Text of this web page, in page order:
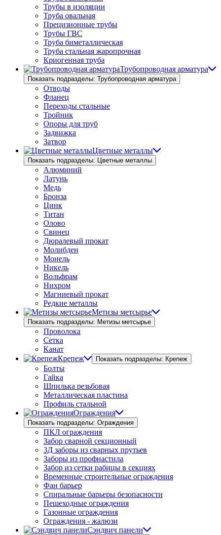
Трубы в изоляции
Труба овальная
Прецизионные трубы
Трубы ГВС
Труба биметаллическая
Труба стальная жаропрочная
Криогенная труба
Трубопроводная арматура
Показать подразделы: Трубопроводная арматура
Отводы
Фланец
Переходы стальные
Тройник
Опоры для труб
Задвижка
Затвор
Цветные металлы
Показать подразделы: Цветные металлы
Алюминий
Латунь
Медь
Бронза
Цинк
Титан
Олово
Свинец
Дюралевый прокат
Молибден
Монель
Никель
Вольфрам
Нихром
Магниевый прокат
Редкие металлы
Метизы метсырье
Показать подразделы: Метизы метсырье
Проволока
Сетка
Канат
Крепеж
Показать подразделы: Крепеж
Болты
Гайка
Шпилька резьбовая
Металлическая пластина
Профиль стальной
Ограждения
Показать подразделы: Ограждения
ПКЛ ограждения
Забор сварной секционный
3Д заборы из сварных прутьев
Заборы из профнастила
Забор из сетки рабицы в секциях
Временные строительные ограждения
Фан барьер
Спиральные барьеры безопасности
Пешеходные ограждения
Газонные ограждения
Ограждения - жалюзи
Сэндвич панели